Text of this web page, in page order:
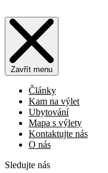
Zavřít menu
Články
Kam na výlet
Ubytování
Mapa s výlety
Kontaktujte nás
O nás
Sledujte nás